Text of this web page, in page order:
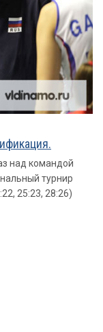
над командой
турнир
25:23, 28:26)